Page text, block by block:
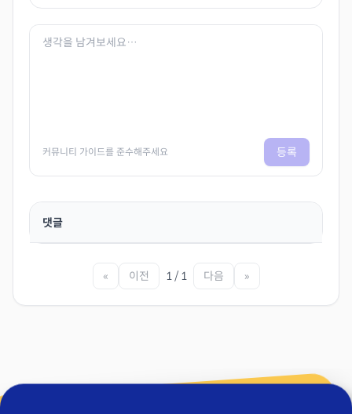
커뮤니티 가이드를 준수해주세요 등록
댓글
« 이전 1 / 1 다음 »